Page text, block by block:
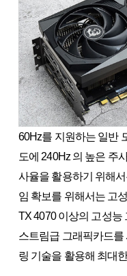
60Hz를 지원하는 일반
도에 240Hz 의 높은 주
사율을 활용하기 위해
임 확보를 위해서는 고
TX 4070 이상의 고성능
스트림급 그래픽카드
링 기술을 활용해 최대